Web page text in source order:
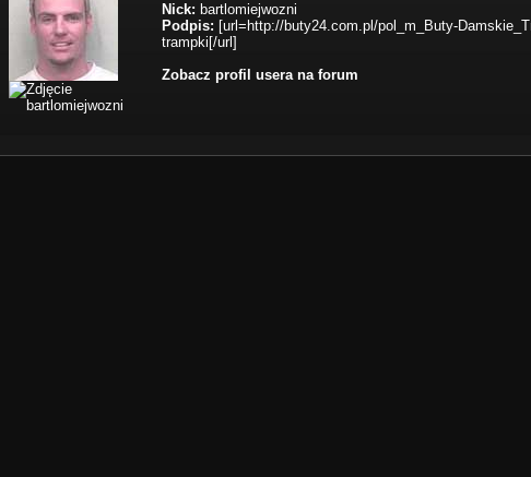
Nick: bartlomiejwozni
Podpis: [url=http://buty24.com.pl/pol_m_Buty-
trampki[/url]
Zobacz profil usera na forum